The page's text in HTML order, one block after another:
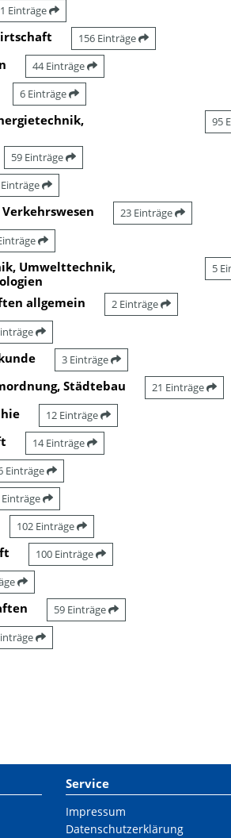
Einträge
156 Einträge
44 Einträge
6 Einträge
95
59 Einträge
23 Einträge
Umwelttechnik,
5
allgemein 2 Einträge
3 Einträge
Städtebau 21 Einträge
12 Einträge
14 Einträge
Einträge
Einträge
102 Einträge
100 Einträge
59 Einträge
Service
Impressum
Datenschutzerklärung